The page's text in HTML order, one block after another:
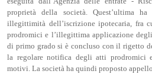
proprietà della società. Quest’ultima
illegittimità dell’iscrizione ipotecaria, fra
prodromici e l’illegittima applicazione
di primo grado si è concluso con il rigetto
la regolare notifica degli atti prodromici
motivi. La società ha quindi proposto